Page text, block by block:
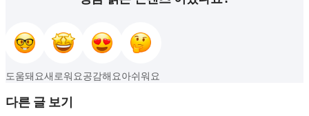
도움돼요새로워요공감해요아쉬워요
다른 글 보기